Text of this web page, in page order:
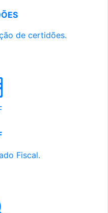
de certidões.
Fiscal.